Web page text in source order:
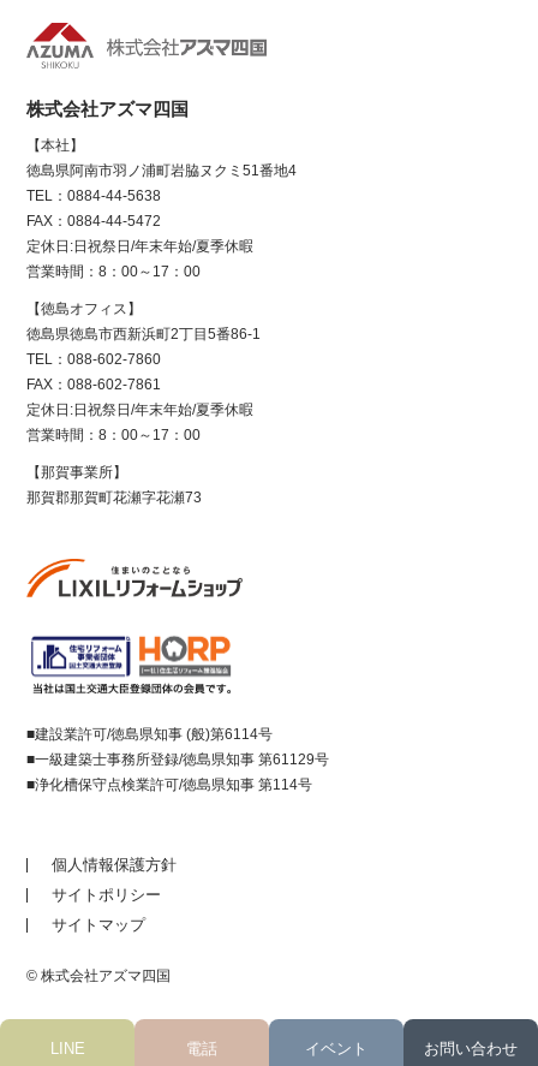
LINE 電話 イベント お問い合わせ
株式会社アズマ四国
【本社】
徳島県阿南市羽ノ浦町岩脇ヌクミ51番地4
TEL：0884-44-5638
FAX：0884-44-5472
定休日:日祝祭日/年末年始/夏季休暇
営業時間：8：00～17：00
【徳島オフィス】
徳島県徳島市西新浜町2丁目5番86-1
TEL：088-602-7860
FAX：088-602-7861
定休日:日祝祭日/年末年始/夏季休暇
営業時間：8：00～17：00
【那賀事業所】
那賀郡那賀町花瀬字花瀬73
■建設業許可/徳島県知事 (般)第6114号
■一級建築士事務所登録/徳島県知事 第61129号
■浄化槽保守点検業許可/徳島県知事 第114号
個人情報保護方針
サイトポリシー
サイトマップ
© 株式会社アズマ四国